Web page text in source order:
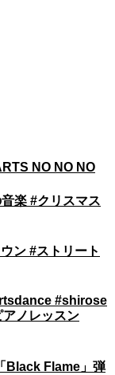
NO NO NO
楽 #クリスマス
ン #ストリート
#shirose
ノレッスン
Black Flame」弾